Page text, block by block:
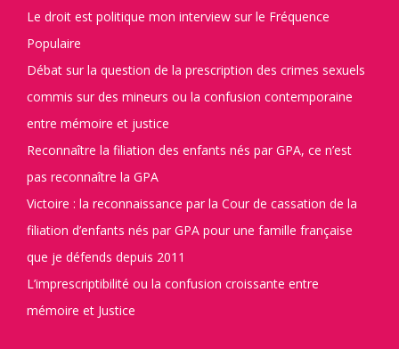
Le droit est politique mon interview sur le Fréquence
Populaire
Débat sur la question de la prescription des crimes sexuels
commis sur des mineurs ou la confusion contemporaine
entre mémoire et justice
Reconnaître la filiation des enfants nés par GPA, ce n’est
pas reconnaître la GPA
Victoire : la reconnaissance par la Cour de cassation de la
filiation d’enfants nés par GPA pour une famille française
que je défends depuis 2011
L’imprescriptibilité ou la confusion croissante entre
mémoire et Justice